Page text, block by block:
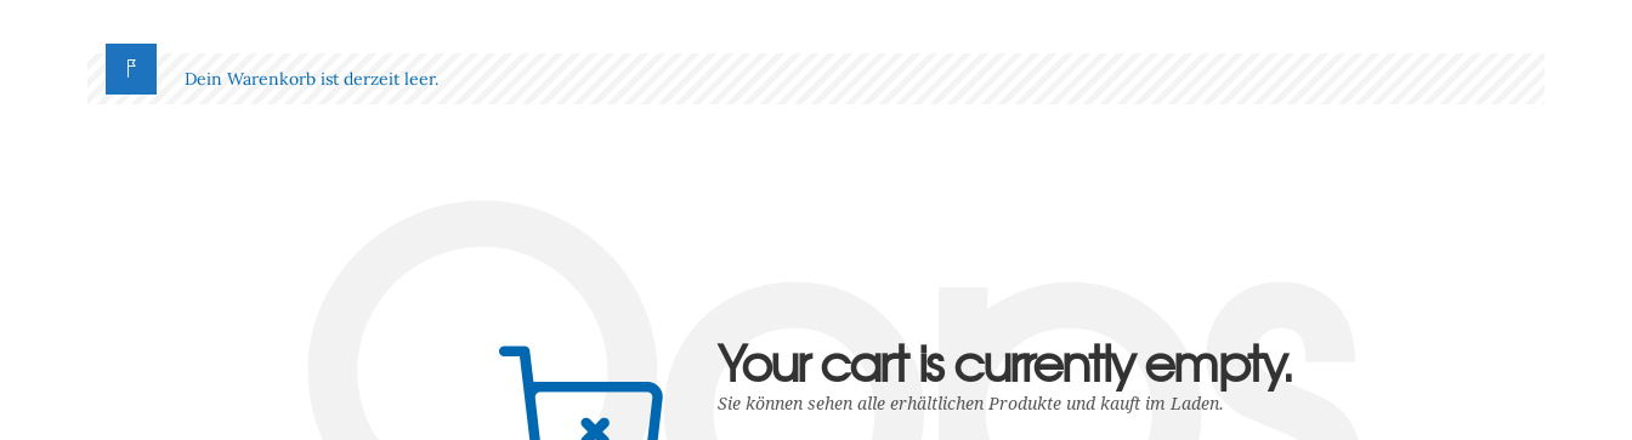
Dein Warenkorb ist derzeit leer.
Your cart is currently empty.
Sie können sehen alle erhältlichen Produkte und kauft im Laden.